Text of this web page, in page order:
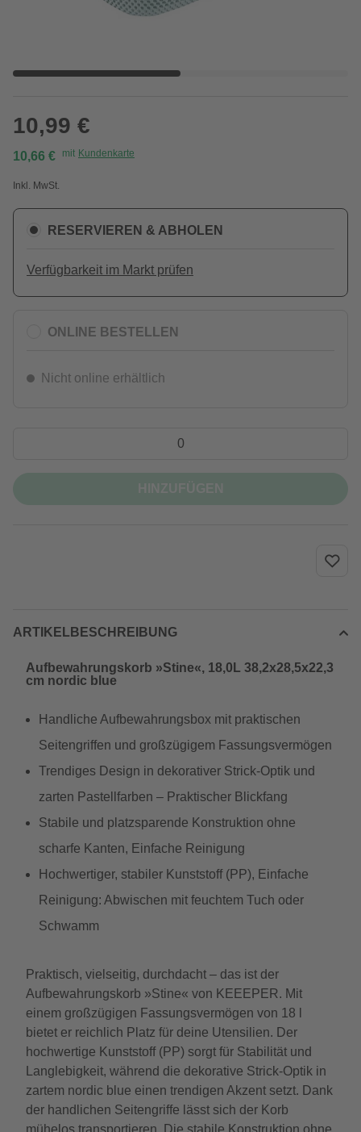
10,99 €
10,66 € mit Kundenkarte
Inkl. MwSt.
RESERVIEREN & ABHOLEN
Verfügbarkeit im Markt prüfen
ONLINE BESTELLEN
Nicht online erhältlich
ARTIKELBESCHREIBUNG
Aufbewahrungskorb »Stine«, 18,0L 38,2x28,5x22,3
cm nordic blue
Handliche Aufbewahrungsbox mit praktischen
Seitengriffen und großzügigem Fassungsvermögen
Trendiges Design in dekorativer Strick-Optik und
zarten Pastellfarben – Praktischer Blickfang
Stabile und platzsparende Konstruktion ohne
scharfe Kanten, Einfache Reinigung
Hochwertiger, stabiler Kunststoff (PP), Einfache
Reinigung: Abwischen mit feuchtem Tuch oder
Schwamm
Praktisch, vielseitig, durchdacht – das ist der
Aufbewahrungskorb »Stine« von KEEEPER. Mit
einem großzügigen Fassungsvermögen von 18 l
bietet er reichlich Platz für deine Utensilien. Der
hochwertige Kunststoff (PP) sorgt für Stabilität und
Langlebigkeit, während die dekorative Strick-Optik in
zartem nordic blue einen trendigen Akzent setzt. Dank
der handlichen Seitengriffe lässt sich der Korb
mühelos transportieren. Die stabile Konstruktion ohne